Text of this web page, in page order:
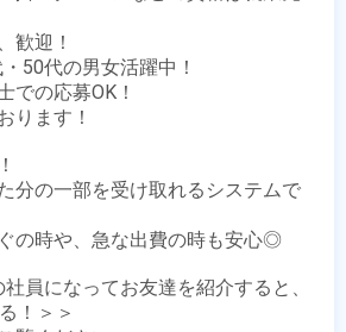
歓迎！
50代の男女活躍中！
での応募OK！
ります！
分の一部を受け取れるシステムで
の時や、急な出費の時も安心◎
社員になってお友達を紹介すると、
！＞＞